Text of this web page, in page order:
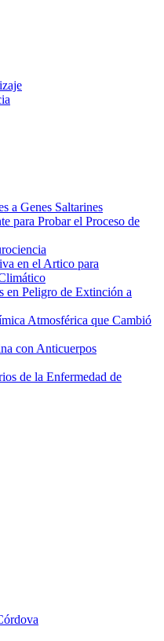
a Genes Saltarines
para Probar el Proceso de
en el Artico para
en Peligro de Extinción a
Atmosférica que Cambió
con Anticuerpos
de la Enfermedad de